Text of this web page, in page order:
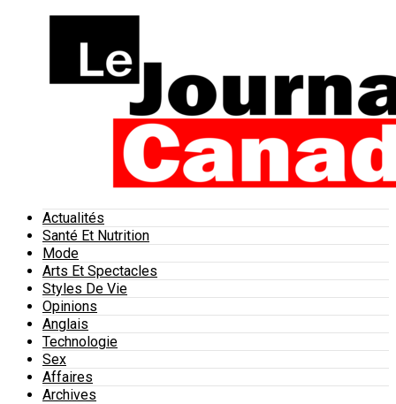
Actualités
Santé Et Nutrition
Mode
Arts Et Spectacles
Styles De Vie
Opinions
Anglais
Technologie
Sex
Affaires
Archives